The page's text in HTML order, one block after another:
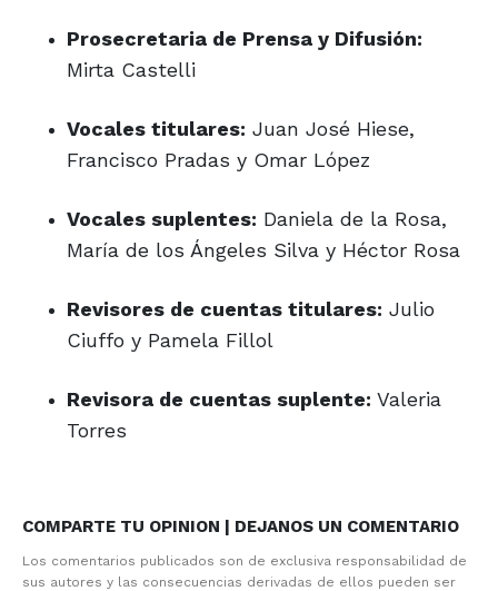
Prosecretaria de Prensa y Difusión:
Mirta Castelli
Vocales titulares: Juan José Hiese,
Francisco Pradas y Omar López
Vocales suplentes: Daniela de la Rosa,
María de los Ángeles Silva y Héctor Rosa
Revisores de cuentas titulares: Julio
Ciuffo y Pamela Fillol
Revisora de cuentas suplente: Valeria
Torres
COMPARTE TU OPINION | DEJANOS UN COMENTARIO
Los comentarios publicados son de exclusiva responsabilidad de
sus autores y las consecuencias derivadas de ellos pueden ser